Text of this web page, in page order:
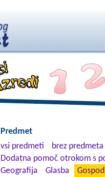
Predmet
vsi predmeti
brez predmeta
Dodatna pomoč otrokom s
Geografija
Glasba